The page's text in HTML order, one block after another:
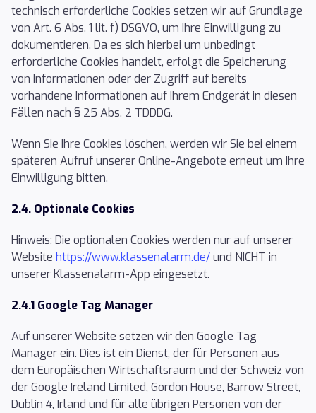
technisch erforderliche Cookies setzen wir auf Grundlage
von Art. 6 Abs. 1 lit. f) DSGVO, um Ihre Einwilligung zu
dokumentieren. Da es sich hierbei um unbedingt
erforderliche Cookies handelt, erfolgt die Speicherung
von Informationen oder der Zugriff auf bereits
vorhandene Informationen auf Ihrem Endgerät in diesen
Fällen nach § 25 Abs. 2 TDDDG.
Wenn Sie Ihre Cookies löschen, werden wir Sie bei einem
späteren Aufruf unserer Online-Angebote erneut um Ihre
Einwilligung bitten.
2.4. Optionale Cookies
Hinweis: Die optionalen Cookies werden nur auf unserer
Website https://www.klassenalarm.de/und NICHT in
unserer Klassenalarm-App eingesetzt.
2.4.1 Google Tag Manager
Auf unserer Website setzen wir den Google Tag
Manager ein. Dies ist ein Dienst, der für Personen aus
dem Europäischen Wirtschaftsraum und der Schweiz von
der Google Ireland Limited, Gordon House, Barrow Street,
Dublin 4, Irland und für alle übrigen Personen von der